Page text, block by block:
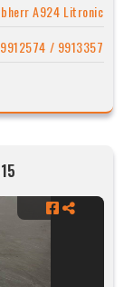
A924 Litronic
9912574 / 9913357